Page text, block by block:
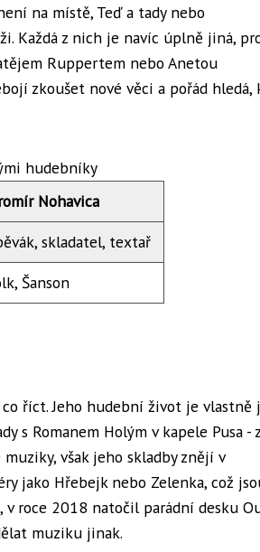
na místě, Teď a tady nebo
Každá z nich je navíc úplně jiná,
Ruppertem nebo Anetou
zkoušet nové věci a pořád hledá,
hudebníky
Nohavica
skladatel, textař
Šanson
říct. Jeho hudební život je vlastně
s Romanem Holým v kapele Pusa -
však jeho skladby znějí v
jako Hřebejk nebo Zelenka, což
v roce 2018 natočil parádní desku
muziku jinak.